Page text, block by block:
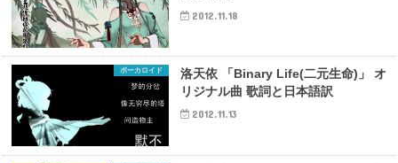
2012.11.18
ボーカロイド
洛天依 「Binary Life(二元生命)」 オ
リジナル曲 歌詞と日本語訳
2012.11.13